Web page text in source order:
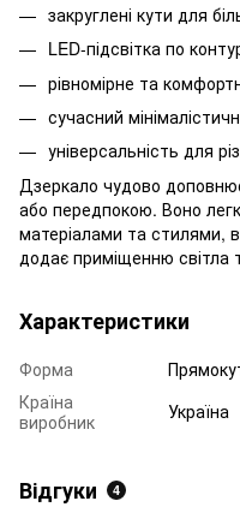
закруглені кути для
LED-підсвітка по
рівномірне та
сучасний
універсальність для
Дзеркало чудово
або передпокою. Воно
матеріалами та стилями,
додає приміщенню світла
Характеристики
Форма
Країна
виробник
Україна
Відгуки 4